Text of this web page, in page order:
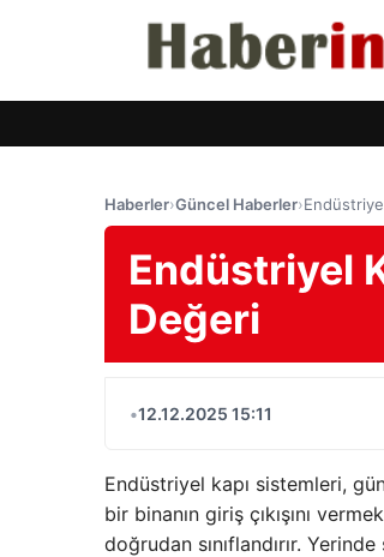
Haberler›Güncel Haberler›
Endüstriyel
Değeri
•12.12.2025 15:11
Endüstriyel kapı sistemleri,
bir binanın giriş çıkışını
doğrudan sınıflandırır.